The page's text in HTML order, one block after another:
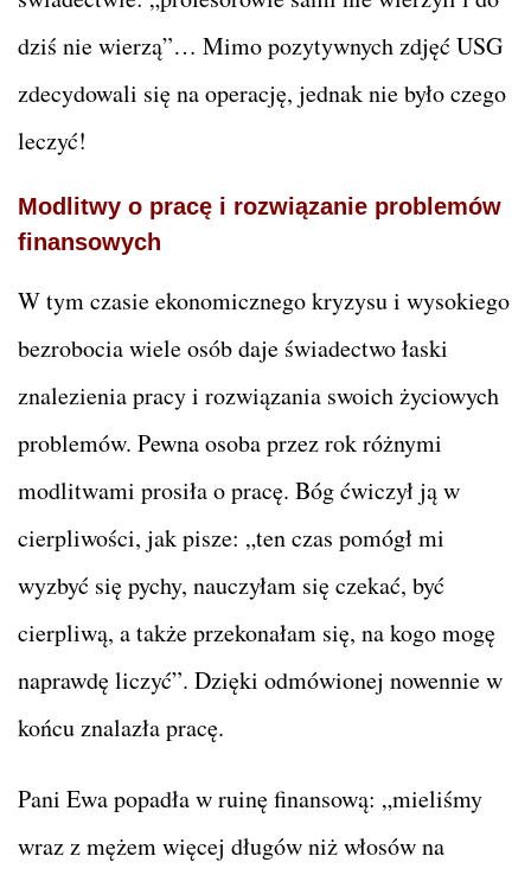
dziś nie wierzą”… Mimo pozytywnych zdjęć USG
zdecydowali się na operację, jednak nie było czego
leczyć!
Modlitwy o pracę i rozwiązanie problemów
finansowych
W tym czasie ekonomicznego kryzysu i wysokiego
bezrobocia wiele osób daje świadectwo łaski
znalezienia pracy i rozwiązania swoich życiowych
problemów. Pewna osoba przez rok różnymi
modlitwami prosiła o pracę. Bóg ćwiczył ją w
cierpliwości, jak pisze: „ten czas pomógł mi
wyzbyć się pychy, nauczyłam się czekać, być
cierpliwą, a także przekonałam się, na kogo mogę
naprawdę liczyć”. Dzięki odmówionej nowennie w
końcu znalazła pracę.
Pani Ewa popadła w ruinę finansową: „mieliśmy
wraz z mężem więcej długów niż włosów na